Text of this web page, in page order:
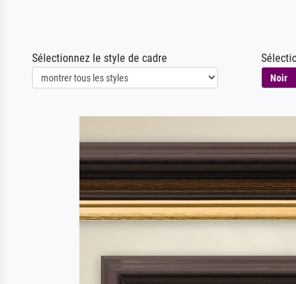
Sélectionnez le style de cadre